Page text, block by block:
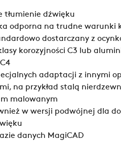
tłumienie dźwięku
odporna na trudne warunki
dostarczany z
korozyjności C3 lub
adaptacji z innymi
na przykład stalą
malowanym
w wersji podwójnej dla
danych MagiCAD